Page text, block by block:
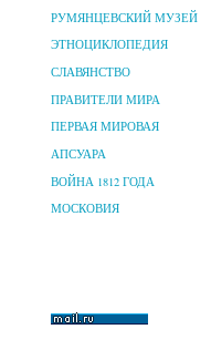
РУМЯНЦЕВСКИЙ МУЗЕЙ
ЭТНОЦИКЛОПЕДИЯ
СЛАВЯНСТВО
ПРАВИТЕЛИ МИРА
ПЕРВАЯ МИРОВАЯ
АПСУАРА
ВОЙНА 1812 ГОДА
МОСКОВИЯ